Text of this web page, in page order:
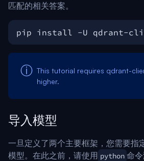
匹配的相关答案。
This tutorial requires qdrant-
higher.
导入模型
一旦定义了两个主要框架，您需要指
模型。在此之前，请使用 python 命